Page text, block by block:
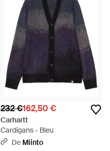
232 €162,50 €
Carhartt
Cardigans - Bleu
De Miinto